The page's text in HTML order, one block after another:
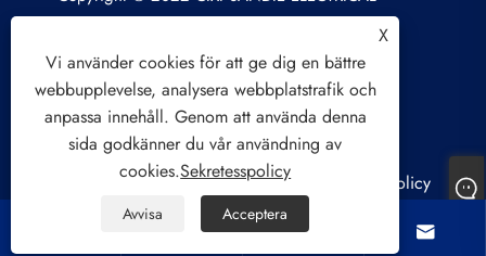
APPLIANCE CO.,LTD. Tvättmaskin, centrifug,
luftkylningsfläkt. Alla rättigheter reserverade.
Sitemap RSS XML Sekretesspolicy
 
X
Vi använder cookies för att ge dig en bättre
webbupplevelse, analysera webbplatstrafik och
anpassa innehåll. Genom att använda denna
sida godkänner du vår användning av
cookies.Sekretesspolicy
Avvisa Acceptera